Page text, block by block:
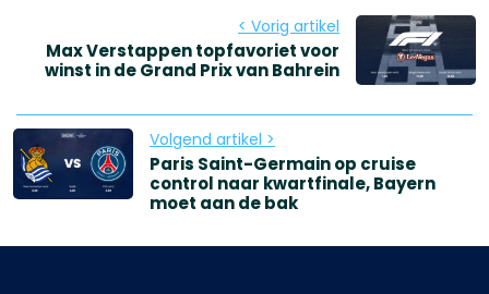
< Vorig artikel
Max Verstappen topfavoriet voor
winst in de Grand Prix van Bahrein
Volgend artikel >
Paris Saint-Germain op cruise
control naar kwartfinale, Bayern
moet aan de bak